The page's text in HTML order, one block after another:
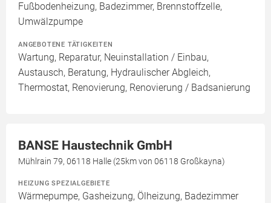
Fußbodenheizung, Badezimmer, Brennstoffzelle,
Umwälzpumpe
ANGEBOTENE TÄTIGKEITEN
Wartung, Reparatur, Neuinstallation / Einbau,
Austausch, Beratung, Hydraulischer Abgleich,
Thermostat, Renovierung, Renovierung / Badsanierung
BANSE Haustechnik GmbH
Mühlrain 79, 06118 Halle (25km von 06118 Großkayna)
HEIZUNG SPEZIALGEBIETE
Wärmepumpe, Gasheizung, Ölheizung, Badezimmer